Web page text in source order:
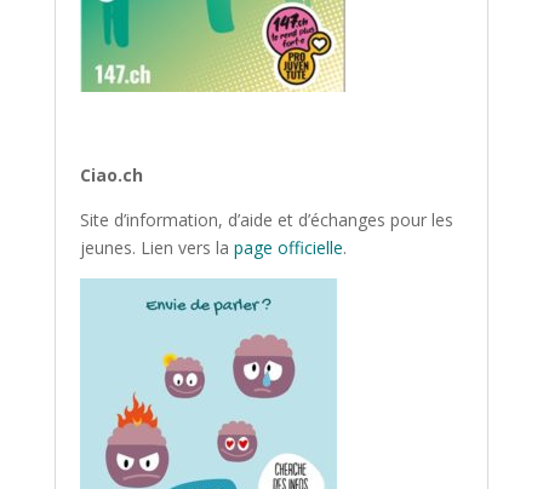
Ciao.ch
Site d’information, d’aide et d’échanges pour les
jeunes. Lien vers la page officielle.